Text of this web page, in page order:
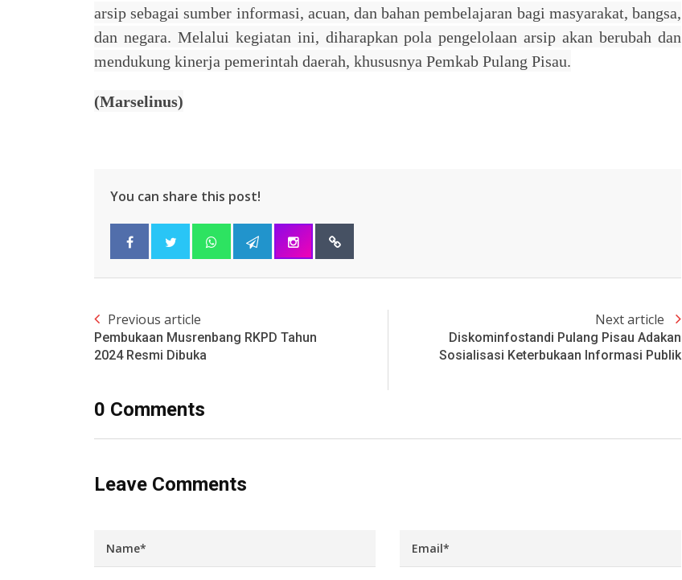
arsip sebagai sumber informasi, acuan, dan bahan pembelajaran bagi masyarakat, bangsa,
dan negara. Melalui kegiatan ini, diharapkan pola pengelolaan arsip akan berubah dan
mendukung kinerja pemerintah daerah, khususnya Pemkab Pulang Pisau.
(Marselinus)
You can share this post!
Previous article
Pembukaan Musrenbang RKPD Tahun
2024 Resmi Dibuka
Next article
Diskominfostandi Pulang Pisau Adakan
Sosialisasi Keterbukaan Informasi Publik
0 Comments
Leave Comments